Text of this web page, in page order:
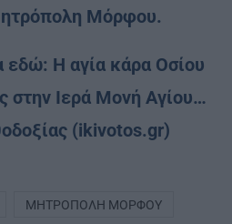
Μόρφου.
εδώ: Η αγία κάρα Οσίου
στην Ιερά Μονή Αγίου…
(ikivotos.gr)
ΜΗΤΡΌΠΟΛΗ ΜΌΡΦΟΥ